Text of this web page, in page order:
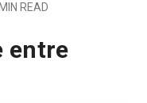
READ
entre